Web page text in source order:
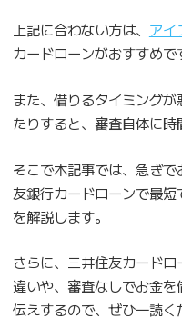
上記に合わない方は、 アイ
カードローンがおすすめで
また、借りるタイミング
たりすると、審査自体に時
そこで本記事では、急ぎ
友銀行カードローンで最
を解説します。
さらに、三井住友カード
違いや、審査なしでお金
伝えするので、ぜひ一読く